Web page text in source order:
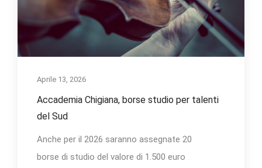
Aprile 13, 2026
Accademia Chigiana, borse studio per talenti
del Sud
Anche per il 2026 saranno assegnate 20
borse di studio del valore di 1.500 euro